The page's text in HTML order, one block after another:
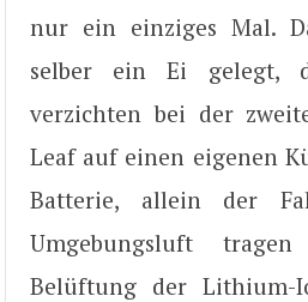
nur ein einziges Mal.
selber ein Ei gelegt,
verzichten bei der
Leaf auf einen eigenen
Batterie, allein der
Umgebungsluft
Belüftung der Lithium-